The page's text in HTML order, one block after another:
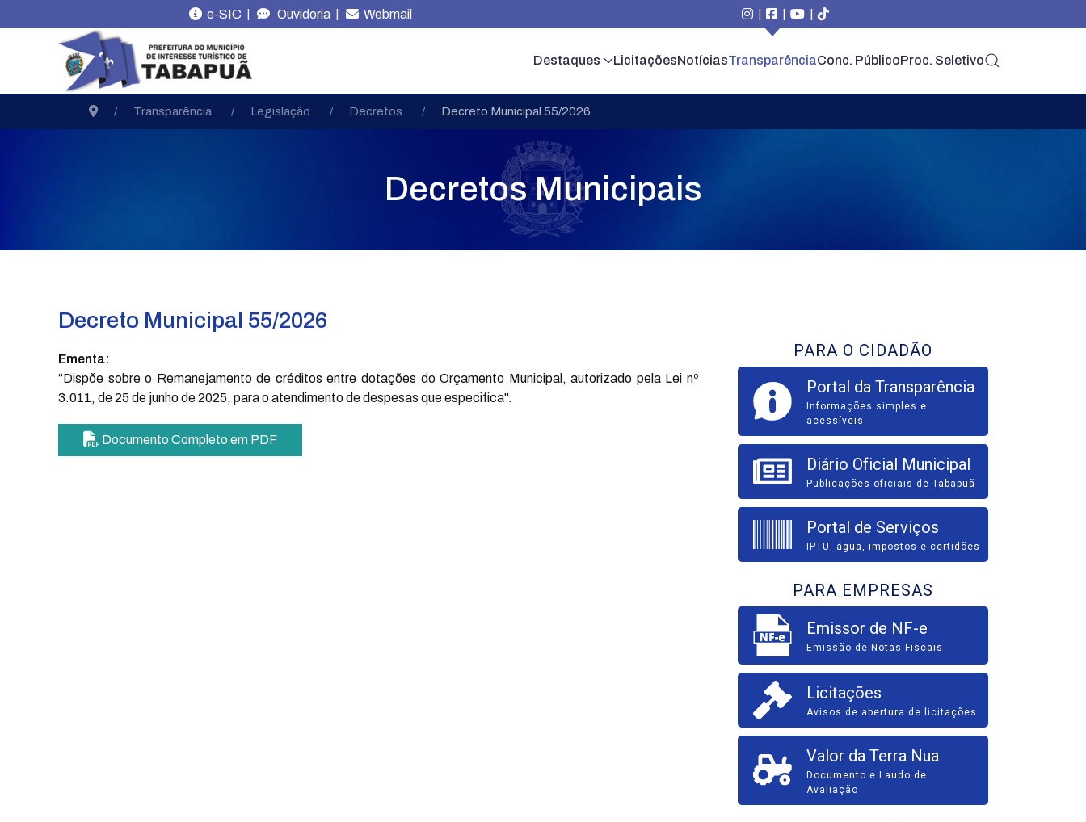
e-SIC | Ouvidoria | Webmail | | |
Destaques LicitaçõesNotíciasTransparênciaConc. PúblicoProc. Seletivo
Transparência Legislação Decretos Decreto Municipal 55/2026
Decretos Municipais
Decreto Municipal 55/2026
Ementa:
“Dispõe sobre o Remanejamento de créditos entre dotações do Orçamento Municipal, autorizado pela Lei nº
3.011, de 25 de junho de 2025, para o atendimento de despesas que especifica".
Documento Completo em PDF
PARA O CIDADÃO
Portal da Transparência
Informações simples e
acessíveis
Diário Oficial Municipal
Publicações oficiais de Tabapuã
Portal de Serviços
IPTU, água, impostos e certidões
PARA EMPRESAS
Emissor de NF-e
Emissão de Notas Fiscais
Licitações
Avisos de abertura de licitações
Valor da Terra Nua
Documento e Laudo de
Avaliação